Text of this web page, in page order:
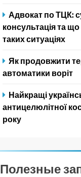
Адвокат по ТЦК:
консультація та
таких ситуаціях
Як продовжити
автоматики воріт
Найкращі
антицелюлітної
року
Полезные